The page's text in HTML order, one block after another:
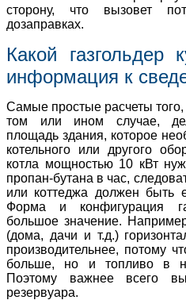
сторону, что вызовет
дозаправках.
Какой газгольдер
информация к
Самые простые расчеты того,
том или ином случае,
площадь здания, которое
котельного или другого
котла мощностью 10 кВт
пропан-бутана в час,
или коттеджа должен быть
Форма и конфигурация
большое значение.
(дома, дачи и т.д.)
производительнее, потому
больше, но и топливо в
Поэтому важнее всего
резервуара.